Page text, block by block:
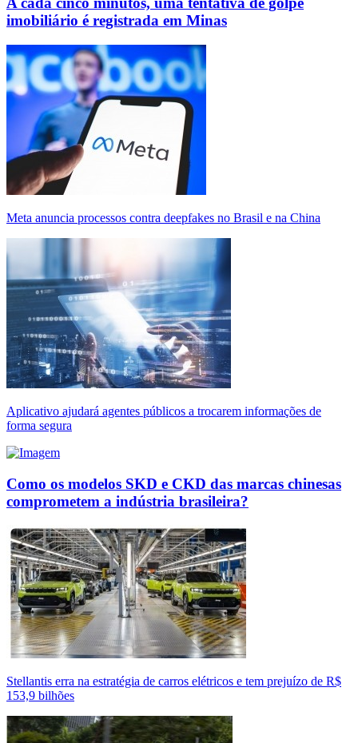
imobiliário é registrada em Minas
Meta anuncia processos contra deepfakes no Brasil e na China
Aplicativo ajudará agentes públicos a trocarem informações de
forma segura
Como os modelos SKD e CKD das marcas chinesas
comprometem a indústria brasileira?
Stellantis erra na estratégia de carros elétricos e tem prejuízo de R$
153,9 bilhões